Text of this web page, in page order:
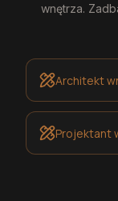
wnętrza.
Architekt
Projektant